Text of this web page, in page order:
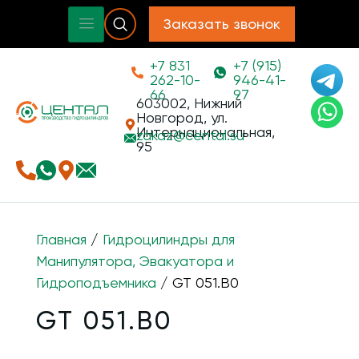
Заказать звонок
+7 831
262-10-
66
+7 (915)
946-41-
97
603002, Нижний
Новгород, ул.
Интернациональная,
95
zakaz@cental.su
Главная / Гидроцилиндры для
Манипулятора, Эвакуатора и
Гидроподъемника / GT 051.B0
GT 051.B0